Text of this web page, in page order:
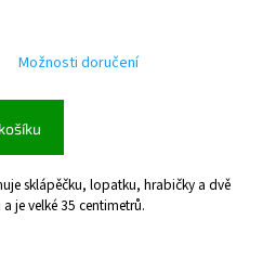
Možnosti doručení
sklápěčku, lopatku, hrabičky a dvě
je velké 35 centimetrů.